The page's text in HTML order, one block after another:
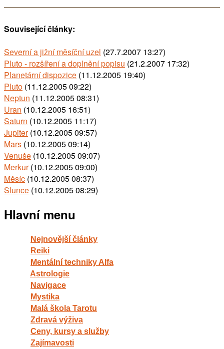
Související články:
Severní a jižní měsíční uzel (27.7.2007 13:27)
Pluto - rozšíření a doplnění popisu (21.2.2007 17:32)
Planetární dispozice (11.12.2005 19:40)
Pluto (11.12.2005 09:22)
Neptun (11.12.2005 08:31)
Uran (10.12.2005 16:51)
Saturn (10.12.2005 11:17)
Jupiter(10.12.2005 09:57)
Mars (10.12.2005 09:14)
Venuše (10.12.2005 09:07)
Merkur(10.12.2005 09:00)
Měsíc (10.12.2005 08:37)
Slunce (10.12.2005 08:29)
Hlavní menu
Nejnovější články
Reiki
Mentální techniky Alfa
Astrologie
Navigace
Mystika
Malá škola Tarotu
Zdravá výživa
Ceny, kursy a služby
Zajímavosti